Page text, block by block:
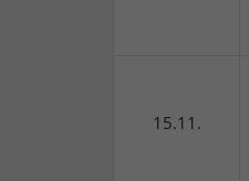
15.11.